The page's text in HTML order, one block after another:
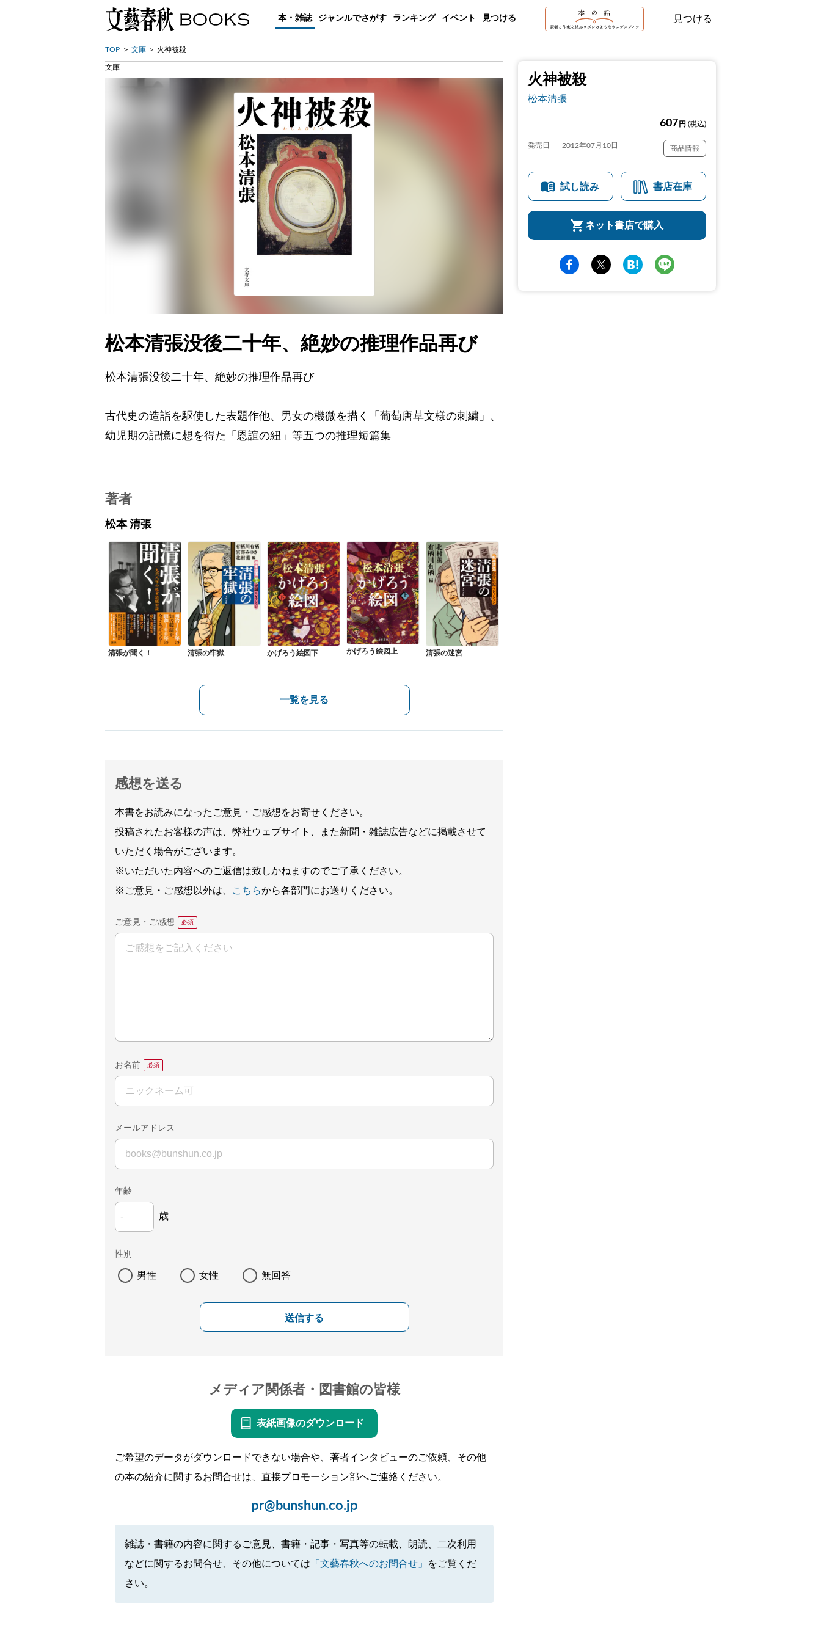
本・雑誌 ジャンルでさがす ランキング イベント 見つける 見つける
TOP 文庫 火神被殺
火神被殺
松本清張
607 円 (税込)
発売日 2012年07月10日 商品情報
試し読み 書店在庫
ネット書店で購入
文庫
松本清張没後二十年、絶妙の推理作品再び
松本清張没後二十年、絶妙の推理作品再び
古代史の造詣を駆使した表題作他、男女の機微を描く「葡萄唐草文様の刺繍」、
幼児期の記憶に想を得た「恩誼の紐」等五つの推理短篇集
著者
松本 清張
清張が聞く！ 清張の牢獄 かげろう絵図下 かげろう絵図上 清張の迷宮
一覧を見る
感想を送る
本書をお読みになったご意見・ご感想をお寄せください。
投稿されたお客様の声は、弊社ウェブサイト、また新聞・雑誌広告などに掲載させて
いただく場合がございます。
※いただいた内容へのご返信は致しかねますのでご了承ください。
※ご意見・ご感想以外は、
こちらから各部門にお送りください。
ご意見・ご感想
お名前
メールアドレス
年齢
歳
性別
男性 女性 無回答
送信する
メディア関係者・図書館の皆様
表紙画像のダウンロード
ご希望のデータがダウンロードできない場合や、著者インタビューのご依頼、その他
の本の紹介に関するお問合せは、直接プロモーション部へご連絡ください。
pr@bunshun.co.jp
雑誌・書籍の内容に関するご意見、書籍・記事・写真等の転載、朗読、二次利用
などに関するお問合せ、その他については 「文藝春秋へのお問合せ」
をご覧くだ
さい。